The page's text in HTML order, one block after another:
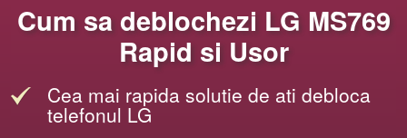
Cum sa deblochezi LG MS769
Rapid si Usor
Cea mai rapida solutie de ati debloca
telefonul LG